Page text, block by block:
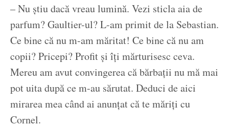
– Nu știu dacă vreau lumină. Vezi sticla aia de
parfum? Gaultier-ul? L-am primit de la Sebastian.
Ce bine că nu m-am măritat! Ce bine că nu am
copii? Pricepi? Profit și îți mărturisesc ceva.
Mereu am avut convingerea că bărbații nu mă mai
pot uita după ce m-au sărutat. Deduci de aici
mirarea mea când ai anunțat că te măriți cu
Cornel.